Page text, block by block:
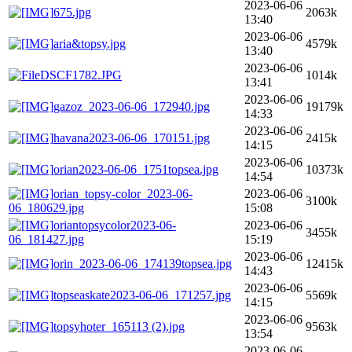
675.jpg
2023-06-06
13:40
2063k
aria&topsy.jpg
2023-06-06
13:40
4579k
DSCF1782.JPG
2023-06-06
13:41
1014k
gazoz_2023-06-06_172940.jpg
2023-06-06
14:33
19179k
havana2023-06-06_170151.jpg
2023-06-06
14:15
2415k
orian2023-06-06_1751topsea.jpg
2023-06-06
14:54
10373k
orian_topsy-color_2023-06-
06_180629.jpg
2023-06-06
15:08
3100k
oriantopsycolor2023-06-
06_181427.jpg
2023-06-06
15:19
3455k
orin_2023-06-06_174139topsea.jpg
2023-06-06
14:43
12415k
topseaskate2023-06-06_171257.jpg
2023-06-06
14:15
5569k
topsyhoter_165113 (2).jpg
2023-06-06
13:54
9563k